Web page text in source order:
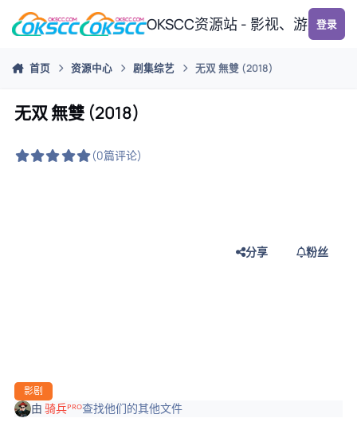
跳转到帖子
OKSCC资源站 - 影视、游戏、
登录
首页 资源中心 剧集综艺 无双 無雙 (2018)
无双 無雙 (2018)
(0篇评论)
影剧
分享 粉丝
由骑兵ᴾᴿᴼ查找他们的其他文件